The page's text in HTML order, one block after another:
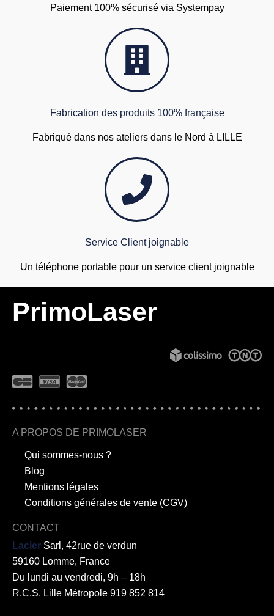
Paiement 100% sécurisé via Systempay
Fabrication des produits 100% française
Fabriqué dans nos ateliers dans le Nord à LILLE
Service Client joignable
Un téléphone portable pour un service client joignable
PrimoLaser
A PROPOS DE PRIMOLASER
Qui sommes-nous ?
Blog
Mentions légales
Conditions générales de vente (CGV)
CONTACT
Lacier Sarl, 42rue de verdun
59160 Lomme, France
Du lundi au vendredi, 9h – 18h
R.C.S. Lille Métropole 919 852 814